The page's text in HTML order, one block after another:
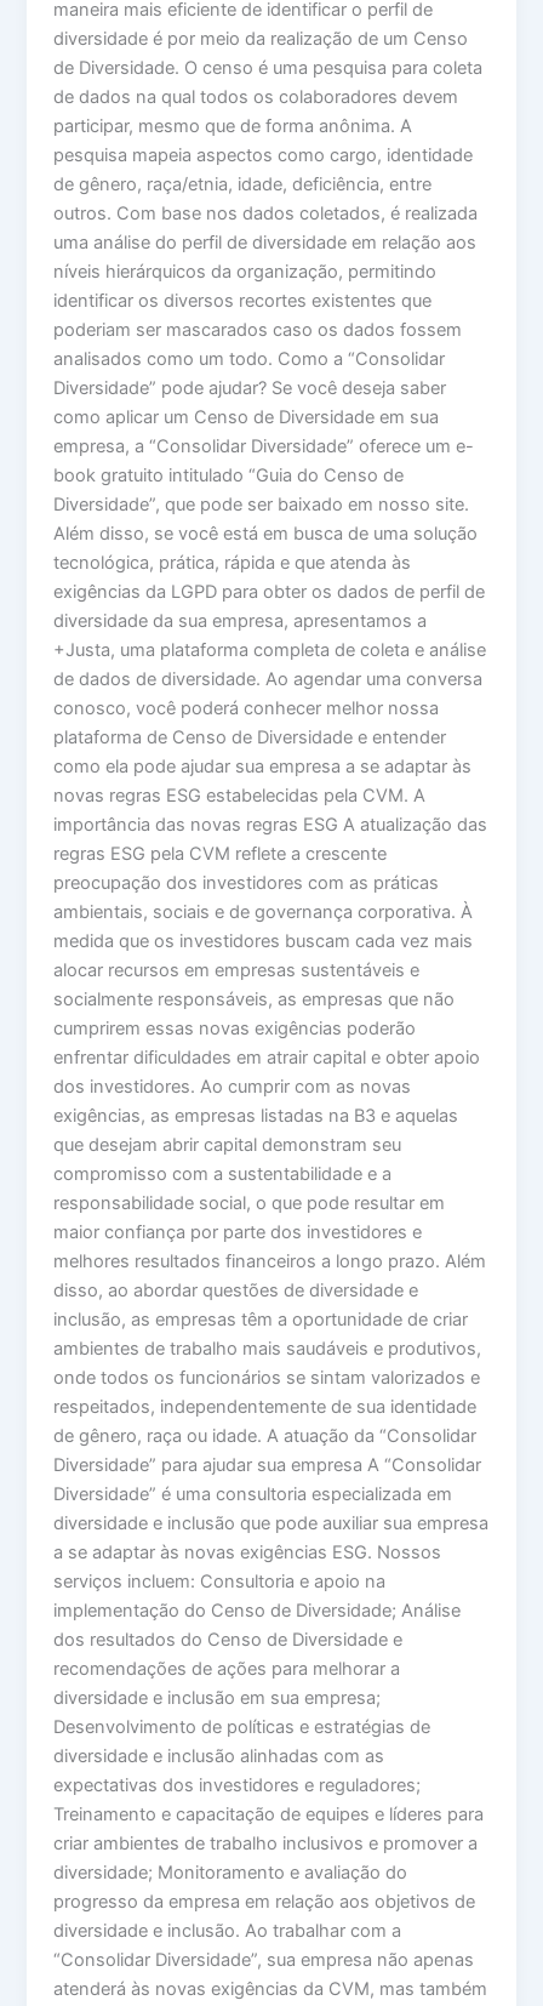
maneira mais eficiente de identificar o perfil de
diversidade é por meio da realização de um Censo
de Diversidade. O censo é uma pesquisa para coleta
de dados na qual todos os colaboradores devem
participar, mesmo que de forma anônima. A
pesquisa mapeia aspectos como cargo, identidade
de gênero, raça/etnia, idade, deficiência, entre
outros. Com base nos dados coletados, é realizada
uma análise do perfil de diversidade em relação aos
níveis hierárquicos da organização, permitindo
identificar os diversos recortes existentes que
poderiam ser mascarados caso os dados fossem
analisados como um todo. Como a “Consolidar
Diversidade” pode ajudar? Se você deseja saber
como aplicar um Censo de Diversidade em sua
empresa, a “Consolidar Diversidade” oferece um e-
book gratuito intitulado “Guia do Censo de
Diversidade”, que pode ser baixado em nosso site.
Além disso, se você está em busca de uma solução
tecnológica, prática, rápida e que atenda às
exigências da LGPD para obter os dados de perfil de
diversidade da sua empresa, apresentamos a
+Justa, uma plataforma completa de coleta e análise
de dados de diversidade. Ao agendar uma conversa
conosco, você poderá conhecer melhor nossa
plataforma de Censo de Diversidade e entender
como ela pode ajudar sua empresa a se adaptar às
novas regras ESG estabelecidas pela CVM. A
importância das novas regras ESG A atualização das
regras ESG pela CVM reflete a crescente
preocupação dos investidores com as práticas
ambientais, sociais e de governança corporativa. À
medida que os investidores buscam cada vez mais
alocar recursos em empresas sustentáveis e
socialmente responsáveis, as empresas que não
cumprirem essas novas exigências poderão
enfrentar dificuldades em atrair capital e obter apoio
dos investidores. Ao cumprir com as novas
exigências, as empresas listadas na B3 e aquelas
que desejam abrir capital demonstram seu
compromisso com a sustentabilidade e a
responsabilidade social, o que pode resultar em
maior confiança por parte dos investidores e
melhores resultados financeiros a longo prazo. Além
disso, ao abordar questões de diversidade e
inclusão, as empresas têm a oportunidade de criar
ambientes de trabalho mais saudáveis e produtivos,
onde todos os funcionários se sintam valorizados e
respeitados, independentemente de sua identidade
de gênero, raça ou idade. A atuação da “Consolidar
Diversidade” para ajudar sua empresa A “Consolidar
Diversidade” é uma consultoria especializada em
diversidade e inclusão que pode auxiliar sua empresa
a se adaptar às novas exigências ESG. Nossos
serviços incluem: Consultoria e apoio na
implementação do Censo de Diversidade; Análise
dos resultados do Censo de Diversidade e
recomendações de ações para melhorar a
diversidade e inclusão em sua empresa;
Desenvolvimento de políticas e estratégias de
diversidade e inclusão alinhadas com as
expectativas dos investidores e reguladores;
Treinamento e capacitação de equipes e líderes para
criar ambientes de trabalho inclusivos e promover a
diversidade; Monitoramento e avaliação do
progresso da empresa em relação aos objetivos de
diversidade e inclusão. Ao trabalhar com a
“Consolidar Diversidade”, sua empresa não apenas
atenderá às novas exigências da CVM, mas também